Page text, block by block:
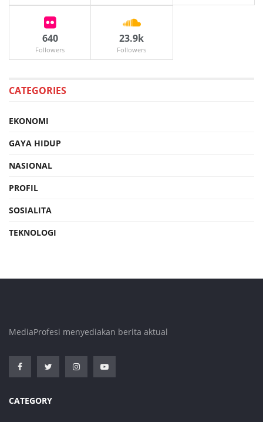
640
Followers
23.9k
Followers
CATEGORIES
EKONOMI
GAYA HIDUP
NASIONAL
PROFIL
SOSIALITA
TEKNOLOGI
MediaProfesi menyediakan berita aktual
CATEGORY